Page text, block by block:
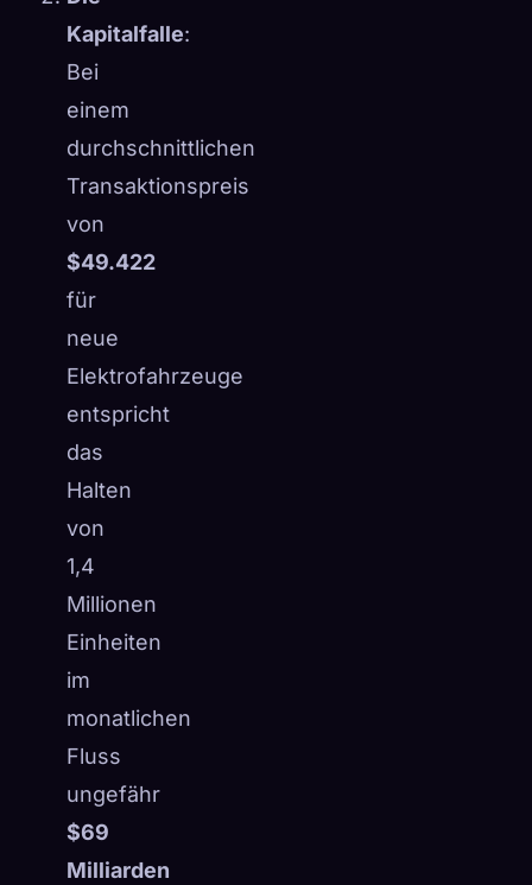
Kapitalfalle:
Bei
einem
durchschnittlichen
Transaktionspreis
von
$49.422
für
neue
Elektrofahrzeuge
entspricht
das
Halten
von
1,4
Millionen
Einheiten
im
monatlichen
Fluss
ungefähr
$69
Milliarden